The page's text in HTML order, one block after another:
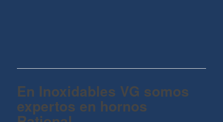
En Inoxidables VG somos
expertos en hornos